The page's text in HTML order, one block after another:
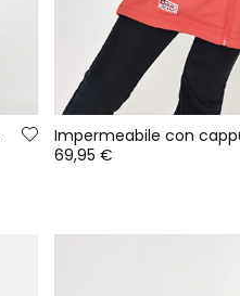
69,95 €